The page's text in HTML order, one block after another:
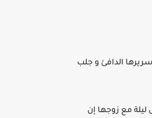
الدافئ و جلب
مع زوجها إن